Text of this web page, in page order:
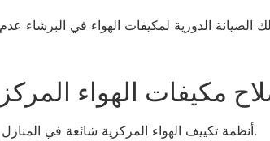
مكيفات الهواء
أنظمة تكييف الهواء المركزية شائعة في المنازل الكبيرة والمباني التجارية في البرشاء. يتطلب إصلاحها معرفة متخصصة.